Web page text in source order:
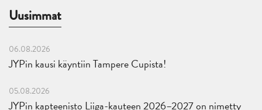
Uusimmat
06.08.2026
JYPin kausi käyntiin Tampere Cupista!
05.08.2026
JYPin kapteenisto Liiga-kauteen 2026–2027 on nimetty